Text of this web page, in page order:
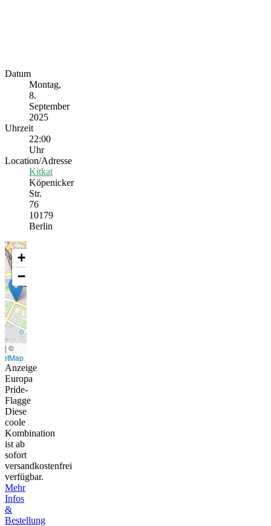
Datum
Montag,
8.
September
2025
Uhrzeit
22:00
Uhr
Location/Adresse
Kitkat
Köpenicker
Str.
76
10179
Berlin
+
−
| ©
Anzeige
Europa
Pride-
Flagge
Diese
coole
Kombination
ist ab
sofort
versandkostenfrei
verfügbar.
Mehr
Infos
&
Bestellung